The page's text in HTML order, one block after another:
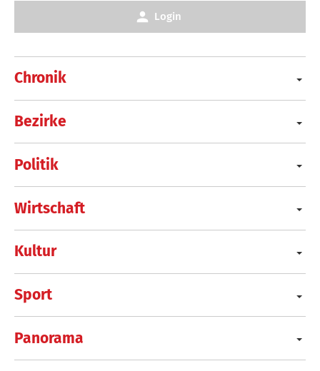
Chronik
Bezirke
Politik
Wirtschaft
Kultur
Sport
Panorama
Login